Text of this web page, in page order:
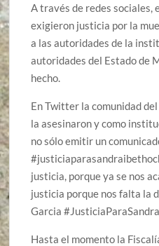
A través de redes sociales,
exigieron justicia por la
a las autoridades de la
autoridades del Estado de
hecho.
En Twitter la comunidad
la asesinaron y como
no sólo emitir un
justicia, porque ya se nos
justicia porque nos falta la
Garcia
Hasta el momento la